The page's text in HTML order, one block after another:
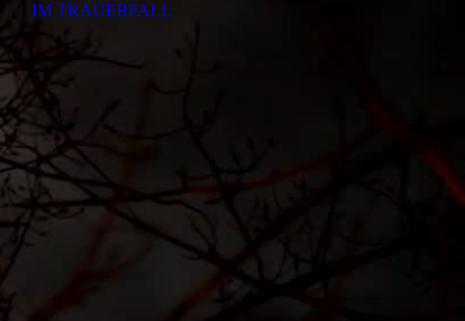
IM TRAUERFALL